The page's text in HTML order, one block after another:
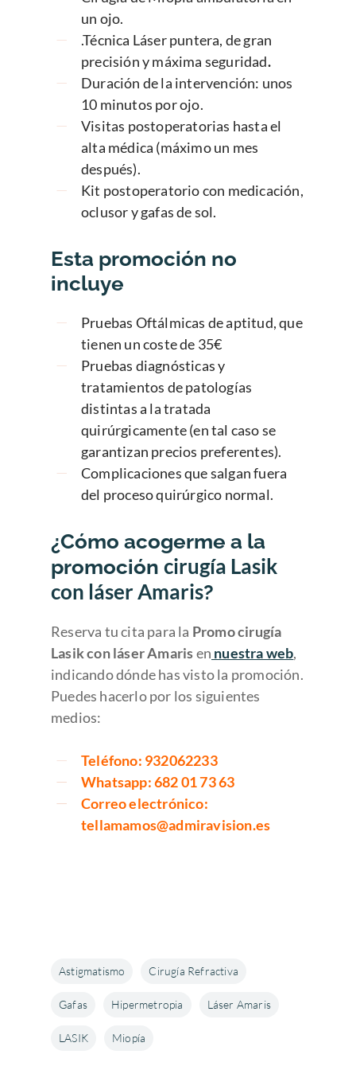
un ojo.
.Técnica Láser puntera, de gran
precisión y máxima seguridad.
Duración de la intervención: unos
10 minutos por ojo.
Visitas postoperatorias hasta el
alta médica (máximo un mes
después).
Kit postoperatorio con medicación,
oclusor y gafas de sol.
Esta promoción no
incluye
Pruebas Oftálmicas de aptitud, que
tienen un coste de 35€
Pruebas diagnósticas y
tratamientos de patologías
distintas a la tratada
quirúrgicamente (en tal caso se
garantizan precios preferentes).
Complicaciones que salgan fuera
del proceso quirúrgico normal.
¿Cómo acogerme a la
promoción cirugía Lasik
con láser Amaris?
Reserva tu cita para la Promo cirugía
Lasik con láser Amarisen nuestra web,
indicando dónde has visto la promoción.
Puedes hacerlo por los siguientes
medios:
Teléfono: 932062233
Whatsapp: 682 01 73 63
Correo electrónico:
tellamamos@admiravision.es
Astigmatismo Cirugía Refractiva
Gafas Hipermetropia Láser Amaris
LASIK Miopía